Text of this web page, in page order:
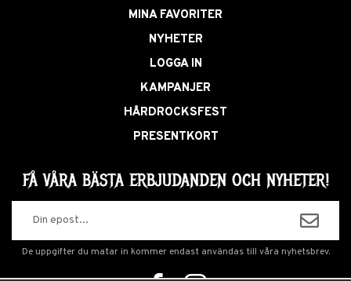
MINA FAVORITER
NYHETER
LOGGA IN
KAMPANJER
HÅRDROCKSFEST
PRESENTKORT
FÅ VÅRA BÄSTA ERBJUDANDEN OCH NYHETER!
De uppgifter du matar in kommer endast användas till våra nyhetsbrev.